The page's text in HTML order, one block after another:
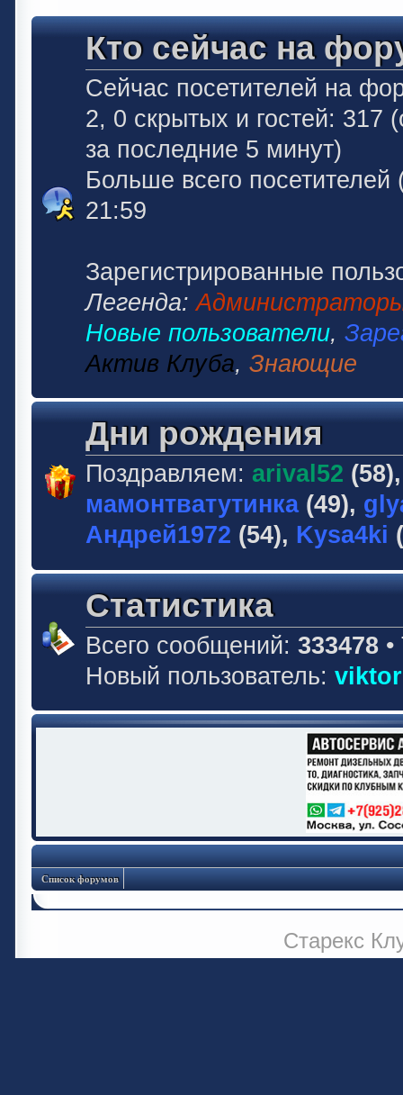
Кто сейчас на
Сейчас посетителей на
2, 0 скрытых и гостей: 317
за последние 5 минут)
Больше всего посетителей
21:59
Зарегистрированные
Легенда:
Новые пользователи,
Актив Клуба, Знающие
Дни рождения
Поздравляем: arival52
мамонтватутинка(49),
Андрей1972 (54), Kysa4ki
Статистика
Всего сообщений: 333478
Новый пользователь:
Список форумов
Старекс